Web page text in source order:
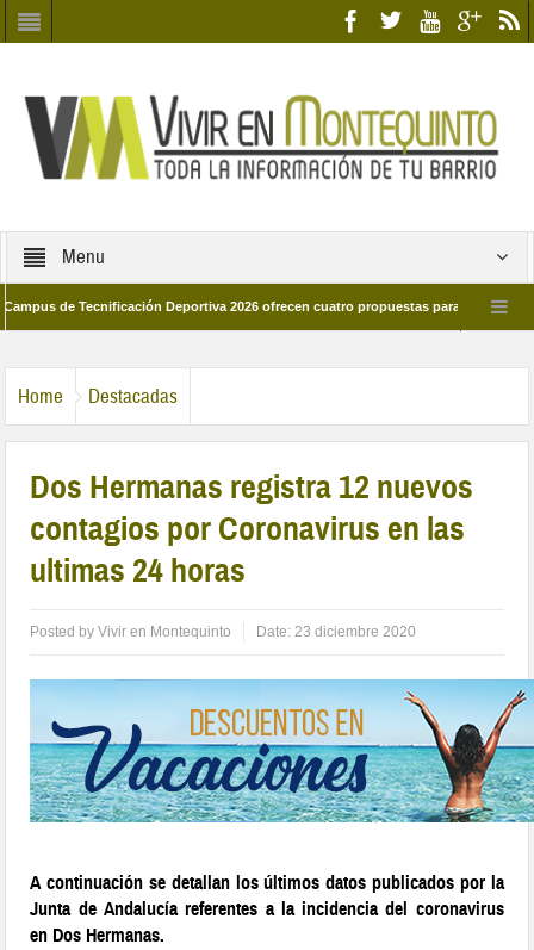
Menu
de Tecnificación Deportiva 2026 ofrecen cuatro propuestas para disfrutar del
Home Destacadas
Dos Hermanas registra 12 nuevos
contagios por Coronavirus en las
ultimas 24 horas
Posted byVivir en Montequinto Date:23 diciembre 2020
A continuación se detallan los últimos datos publicados por la
Junta de Andalucía referentes a la incidencia del coronavirus
en Dos Hermanas.